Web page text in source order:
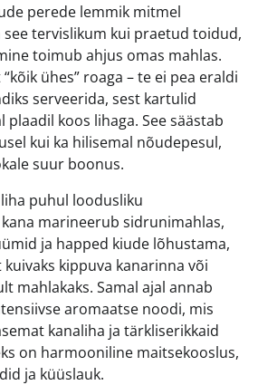
perede lemmik mitmel
see tervislikum kui praetud toidud,
toimub ahjus omas mahlas.
ühes” roaga – te ei pea eraldi
serveerida, sest kartulid
plaadil koos lihaga. See säästab
kui ka hilisemal nõudepesul,
suur boonus.
puhul loodusliku
marineerub sidrunimahlas,
ja happed kiude lõhustama,
kippuva kanarinna või
mahlakaks. Samal ajal annab
aromaatse noodi, mis
kanaliha ja tärkliserikkaid
on harmooniline maitsekooslus,
ja küüslauk.